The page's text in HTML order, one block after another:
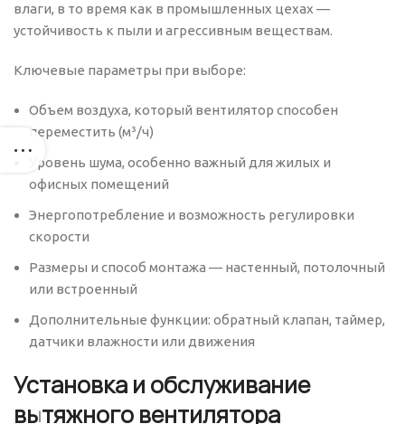
влаги, в то время как в промышленных цехах —
устойчивость к пыли и агрессивным веществам.
Ключевые параметры при выборе:
Объем воздуха, который вентилятор способен
переместить (м³/ч)
Уровень шума, особенно важный для жилых и
офисных помещений
Энергопотребление и возможность регулировки
скорости
Размеры и способ монтажа — настенный, потолочный
или встроенный
Дополнительные функции: обратный клапан, таймер,
датчики влажности или движения
Установка и обслуживание
вытяжного вентилятора